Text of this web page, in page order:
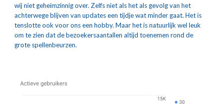
wij niet geheimzinnig over. Zelfs niet als het als gevolg van het
achterwege blijven van updates een tijdje wat minder gaat. Het is
tenslotte ook voor ons een hobby. Maar het is natuurlijk wel leuk
om te zien dat de bezoekersaantallen altijd toenemen rond de
grote spellenbeurzen.